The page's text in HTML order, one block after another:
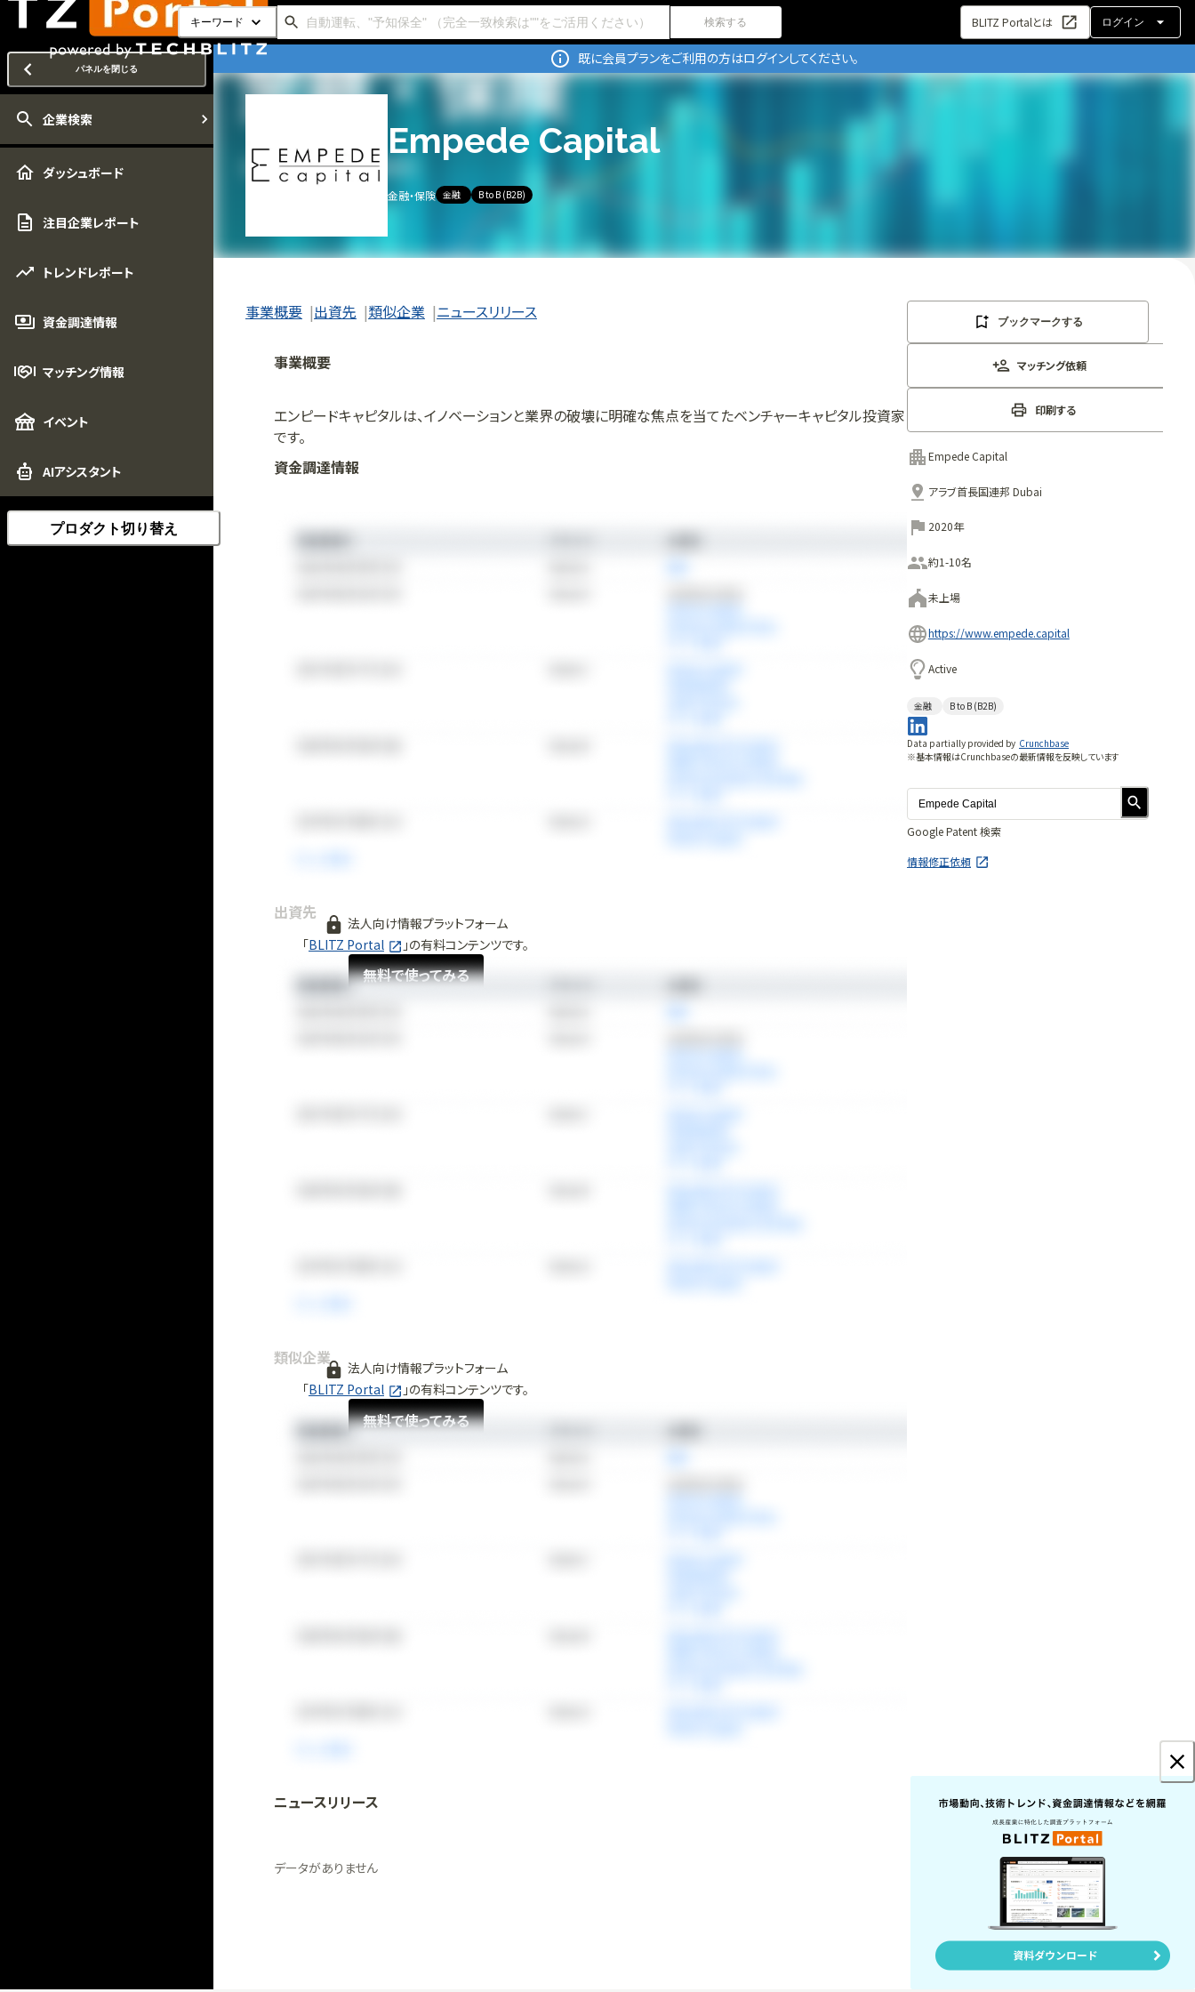
キーワード 検索する BLITZ Portalとは ログイン
パネルを閉じる
企業検索
ダッシュボード
注目企業レポート
トレンドレポート
資金調達情報
マッチング情報
イベント
AIアシスタント
プロダクト切り替え
既に会員プランをご利用の方はログインしてください。
Empede Capital
金融・保険 金融 B to B (B2B)
事業概要 出資先 類似企業 ニュースリリース
事業概要
エンピードキャピタルは、イノベーションと業界の破壊に明確な焦点を当てたベンチャーキャピタル投資家
です。
資金調達情報
法人向け情報プラットフォーム
「BLITZ Portal 」の有料コンテンツです。
無料で使ってみる
出資先
法人向け情報プラットフォーム
「BLITZ Portal 」の有料コンテンツです。
無料で使ってみる
類似企業
法人向け情報プラットフォーム
無料で使ってみる
ニュースリリース
データがありません
ブックマークする
マッチング依頼
印刷する
Empede Capital
アラブ首長国連邦 Dubai
2020年
約1-10名
未上場
https://www.empede.capital
Active
金融 B to B (B2B)
Data partially provided by Crunchbase
※基本情報はCrunchbaseの最新情報を反映しています
Google Patent 検索
情報修正依頼